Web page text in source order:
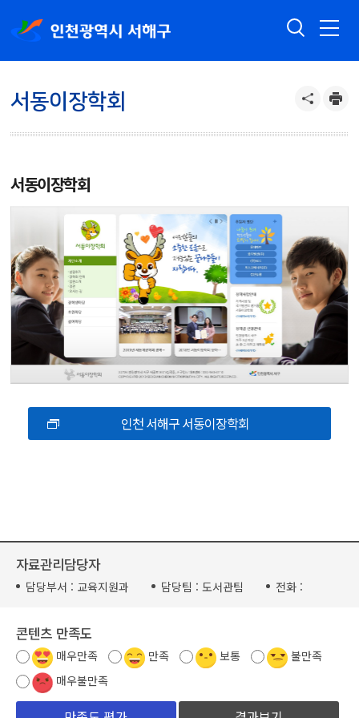
서동이장학회
서동이장학회
인천 서해구 서동이장학회
자료관리담당자
담당부서 : 교육지원과 담당팀 : 도서관팀 전화 :
콘텐츠 만족도
매우만족 만족 보통
불만족
매우불만족